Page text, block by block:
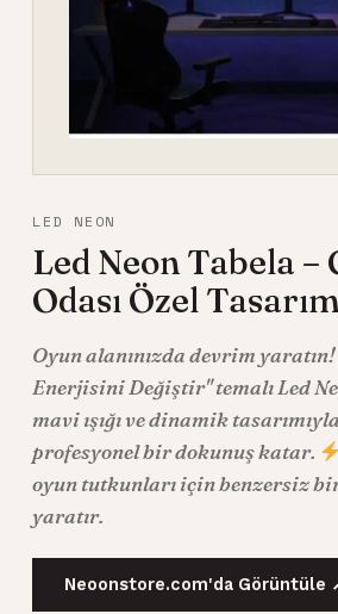
LED NEON
Led Neon Tabela –
Odası Özel
Oyun alanınızda devrim yaratın!
Enerjisini Değiştir" temalı Led
mavi ışığı ve dinamik
profesyonel bir dokunuş katar.
oyun tutkunları için benzersiz
yaratır.
Neoonstore.com'da Görüntüle